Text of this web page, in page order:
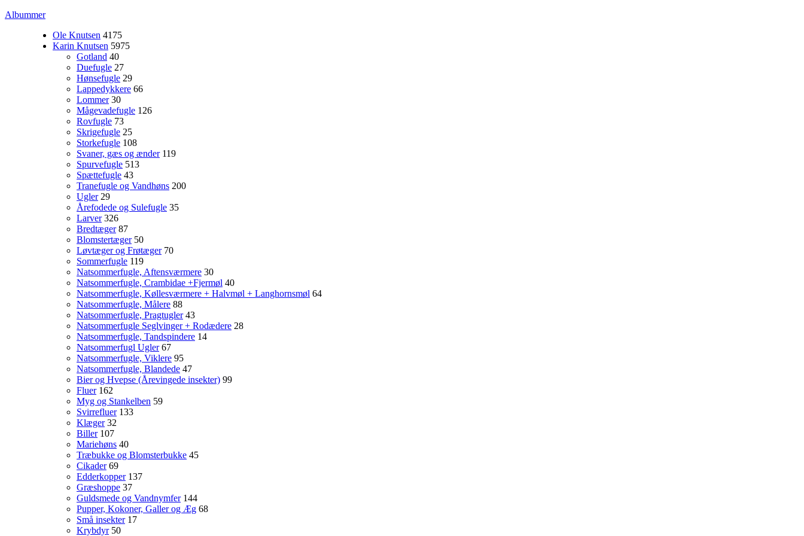
Albummer
Ole Knutsen 4175
Karin Knutsen 5975
Gotland 40
Duefugle 27
Hønsefugle 29
Lappedykkere 66
Lommer 30
Mågevadefugle 126
Rovfugle 73
Skrigefugle 25
Storkefugle 108
Svaner, gæs og ænder 119
Spurvefugle 513
Spættefugle 43
Tranefugle og Vandhøns 200
Ugler 29
Årefodede og Sulefugle 35
Larver 326
Bredtæger 87
Blomstertæger 50
Løvtæger og Frøtæger 70
Sommerfugle 119
Natsommerfugle, Aftensværmere 30
Natsommerfugle, Crambidae +Fjermøl 40
Natsommerfugle, Køllesværmere + Halvmøl + Langhornsmøl 64
Natsommerfugle, Målere 88
Natsommerfugle, Pragtugler 43
Natsommerfugle Seglvinger + Rodædere 28
Natsommerfugle, Tandspindere 14
Natsommerfugl Ugler 67
Natsommerfugle, Viklere 95
Natsommerfugle, Blandede 47
Bier og Hvepse (Årevingede insekter) 99
Fluer 162
Myg og Stankelben 59
Svirrefluer 133
Klæger 32
Biller 107
Mariehøns 40
Træbukke og Blomsterbukke 45
Cikader 69
Edderkopper 137
Græshoppe 37
Guldsmede og Vandnymfer 144
Pupper, Kokoner, Galler og Æg 68
Små insekter 17
Krybdyr 50